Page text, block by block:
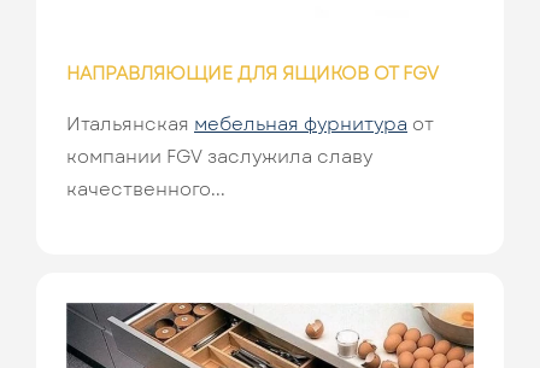
НАПРАВЛЯЮЩИЕ ДЛЯ ЯЩИКОВ ОТ FGV
Итальянская мебельная фурнитура от
компании FGV заслужила славу
качественного...